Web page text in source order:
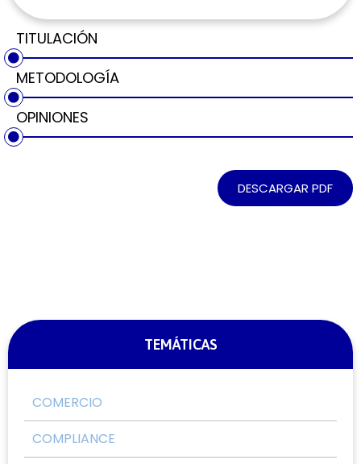
TITULACIÓN
METODOLOGÍA
OPINIONES
DESCARGAR PDF
TEMÁTICAS
COMERCIO
COMPLIANCE